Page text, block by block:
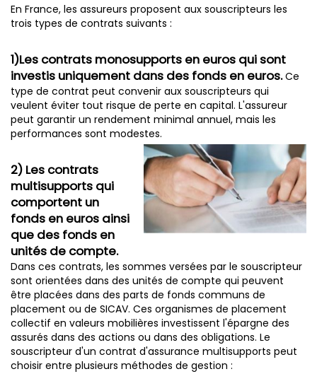
En France, les assureurs proposent aux souscripteurs les
trois types de contrats suivants :
1)Les contrats monosupports en euros qui sont
investis uniquement dans des fonds en euros.Ce
type de contrat peut convenir aux souscripteurs qui
veulent éviter tout risque de perte en capital. L'assureur
peut garantir un rendement minimal annuel, mais les
performances sont modestes.
2) Les contrats
multisupports qui
comportent un
fonds en euros ainsi
que des fonds en
unités de compte.
Dans ces contrats, les sommes versées par le souscripteur
sont orientées dans des unités de compte qui peuvent
être placées dans des parts de fonds communs de
placement ou de SICAV. Ces organismes de placement
collectif en valeurs mobilières investissent l'épargne des
assurés dans des actions ou dans des obligations. Le
souscripteur d'un contrat d'assurance multisupports peut
choisir entre plusieurs méthodes de gestion :